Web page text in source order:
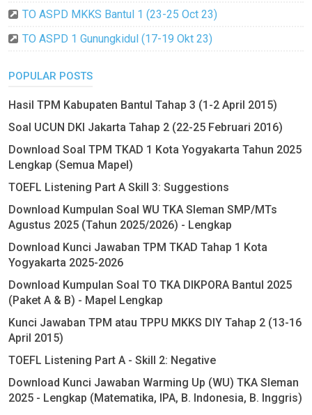
TO ASPD MKKS Bantul 1 (23-25 Oct 23)
TO ASPD 1 Gunungkidul (17-19 Okt 23)
POPULAR POSTS
Hasil TPM Kabupaten Bantul Tahap 3 (1-2 April 2015)
Soal UCUN DKI Jakarta Tahap 2 (22-25 Februari 2016)
Download Soal TPM TKAD 1 Kota Yogyakarta Tahun 2025
Lengkap (Semua Mapel)
TOEFL Listening Part A Skill 3: Suggestions
Download Kumpulan Soal WU TKA Sleman SMP/MTs
Agustus 2025 (Tahun 2025/2026) - Lengkap
Download Kunci Jawaban TPM TKAD Tahap 1 Kota
Yogyakarta 2025-2026
Download Kumpulan Soal TO TKA DIKPORA Bantul 2025
(Paket A & B) - Mapel Lengkap
Kunci Jawaban TPM atau TPPU MKKS DIY Tahap 2 (13-16
April 2015)
TOEFL Listening Part A - Skill 2: Negative
Download Kunci Jawaban Warming Up (WU) TKA Sleman
2025 - Lengkap (Matematika, IPA, B. Indonesia, B. Inggris)